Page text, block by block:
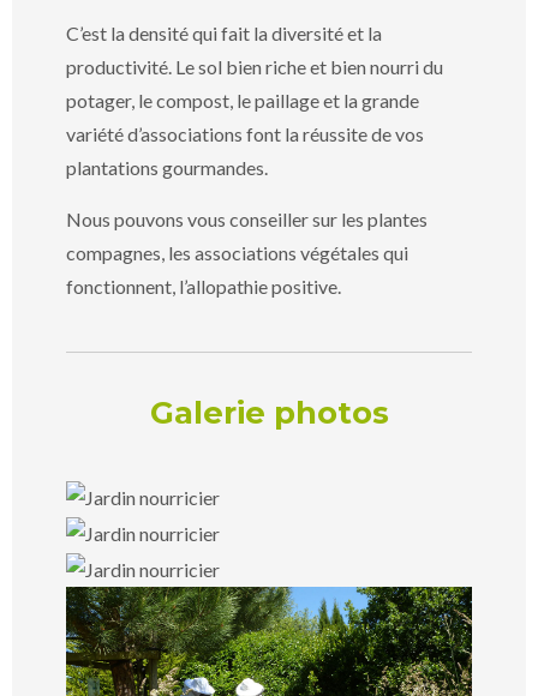
C’est la densité qui fait la diversité et la
productivité. Le sol bien riche et bien nourri du
potager, le compost, le paillage et la grande
variété d’associations font la réussite de vos
plantations gourmandes.
Nous pouvons vous conseiller sur les plantes
compagnes, les associations végétales qui
fonctionnent, l’allopathie positive.
Galerie photos